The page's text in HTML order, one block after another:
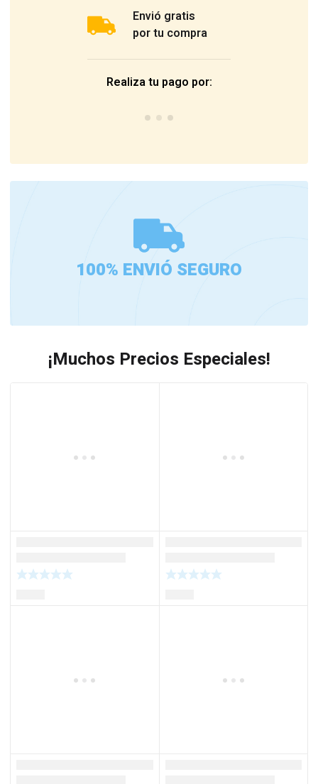
Envió gratis
por tu compra
Realiza tu pago por:
100% ENVIÓ SEGURO
¡Muchos Precios Especiales!